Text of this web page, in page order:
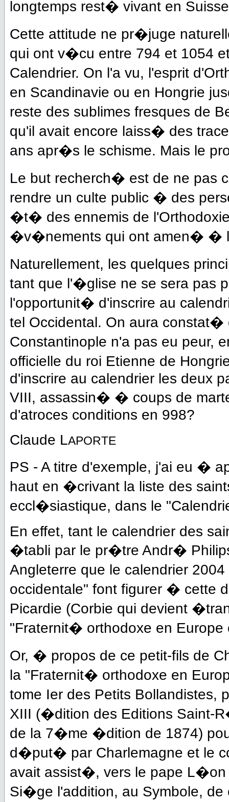
longtemps rest� vivant en
Cette attitude ne pr�juge
qui ont v�cu entre 794 et 1054
Calendrier. On l'a vu, l'esprit
en Scandinavie ou en Hongrie
reste des sublimes fresques de
qu'il avait encore laiss� des
ans apr�s le schisme. Mais le
Le but recherch� est de ne pas
rendre un culte public � des
�t� des ennemis de
�v�nements qui ont amen� �
Naturellement, les quelques
tant que l'�glise ne se sera pas
l'opportunit� d'inscrire au
tel Occidental. On aura
Constantinople n'a pas eu peur,
officielle du roi Etienne de
d'inscrire au calendrier les deux
VIII, assassin� � coups de
d'atroces conditions en 998?
Claude LAPORTE
PS - A titre d'exemple, j'ai eu �
haut en �crivant la liste des
eccl�siastique, dans le
En effet, tant le calendrier des
�tabli par le pr�tre Andr�
Angleterre que le calendrier
occidentale" font figurer � cette
Picardie (Corbie qui devient
"Fraternit� orthodoxe en Europe
Or, � propos de ce petit-fils de
la "Fraternit� orthodoxe en
tome Ier des Petits
XIII (�dition des Editions Saint-
de la 7�me �dition de 1874)
d�put� par Charlemagne et le
avait assist�, vers le pape L�on
Si�ge l'addition, au Symbole,